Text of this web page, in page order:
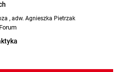
, adw. Agnieszka Pietrzak